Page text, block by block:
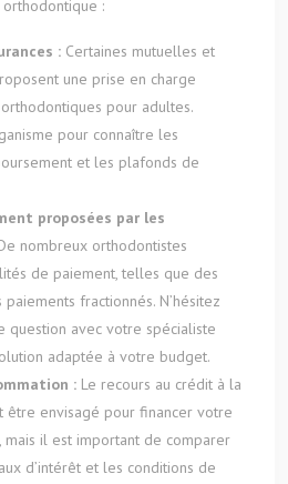
:
: Certaines mutuelles et
une prise en charge
pour adultes.
pour connaître les
et les plafonds de
proposées par les
nombreux orthodontistes
de paiement, telles que des
fractionnés. N’hésitez
question avec votre spécialiste
adaptée à votre budget.
: Le recours au crédit à la
être envisagé pour financer votre
mais il est important de comparer
d’intérêt et les conditions de